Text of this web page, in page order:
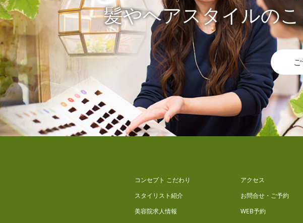
髪やヘアスタイルの
コンセプト こだわり
スタイリスト紹介
美容院求人情報
アクセス
お問合せ・ご予約
WEB予約